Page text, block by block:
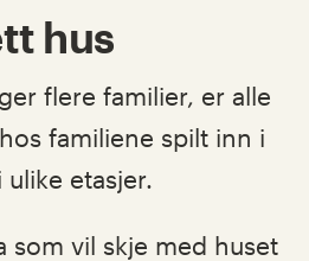
hus
flere familier, er alle
familiene spilt inn i
etasjer.
som vil skje med huset